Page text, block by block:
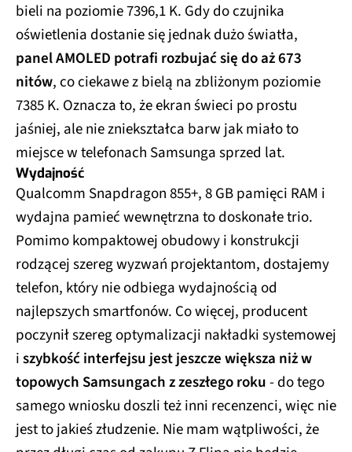
bieli na poziomie 7396,1 K. Gdy do czujnika
oświetlenia dostanie się jednak dużo światła,
panel AMOLED potrafi rozbujać się do aż 673
nitów, co ciekawe z bielą na zbliżonym poziomie
7385 K. Oznacza to, że ekran świeci po prostu
jaśniej, ale nie zniekształca barw jak miało to
miejsce w telefonach Samsunga sprzed lat.
Wydajność
Qualcomm Snapdragon 855+, 8 GB pamięci RAM i
wydajna pamieć wewnętrzna to doskonałe trio.
Pomimo kompaktowej obudowy i konstrukcji
rodzącej szereg wyzwań projektantom, dostajemy
telefon, który nie odbiega wydajnością od
najlepszych smartfonów. Co więcej, producent
poczynił szereg optymalizacji nakładki systemowej
iszybkość interfejsu jest jeszcze większa niż w
topowych Samsungach z zeszłego roku- do tego
samego wniosku doszli też inni recenzenci, więc nie
jest to jakieś złudzenie. Nie mam wątpliwości, że